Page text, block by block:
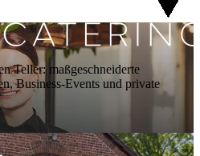
Teller: maßgeschneiderte
Business-Events und private